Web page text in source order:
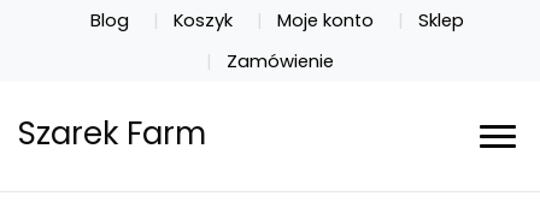
Blog Koszyk Moje konto
Sklep
Zamówienie
Szarek Farm